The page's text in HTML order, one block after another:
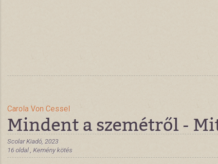
Carola Von Cessel
Mindent a szemétről -
Scolar Kiadó, 2023
16 oldal , Kemény kötés